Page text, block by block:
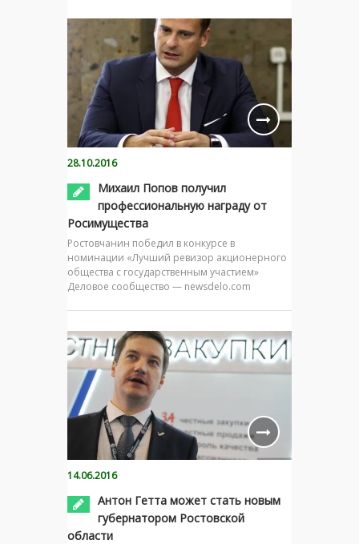
28.10.2016
Михаил Попов получил
профессиональную награду от
Росимущества
Ростовчанин победил в конкурсе в
номинации «Лучший ревизор акционерного
общества с государственным участием»
Деловое сообщество — newsdelo.com
14.06.2016
Антон Гетта может стать новым
губернатором Ростовской
области